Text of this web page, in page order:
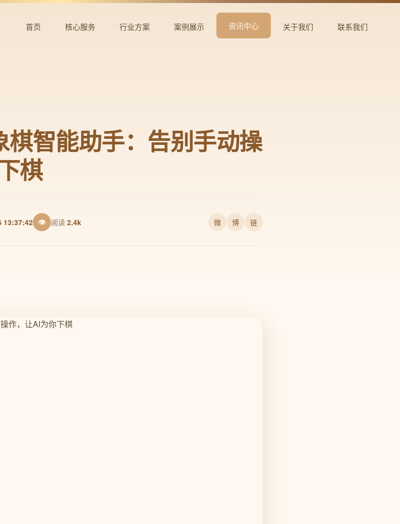
首页 核心服务 行业方案 案例展示 资讯中心 关于我们 联系我们
智能助手：告别手动操
棋
13:37:42 👁 阅读 2.4k 微 博 链